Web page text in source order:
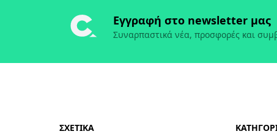
Εγγραφή στο newsletter μας
Συναρπαστικά νέα, προσφορές και
ΣΧΕΤΙΚΑ